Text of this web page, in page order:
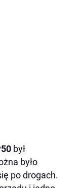
był
było
po drogach.